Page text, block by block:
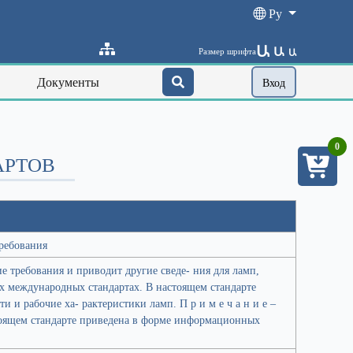
Ру
Размер шрифтаԱ Ա Ա
Документы Вход
требования и приводит другие сведе- ния для ламп,
стандартах. В настоящем стандарте
и рабочие ха- рактеристики ламп. П р и м е ч а н и е –
стандарте приведена в форме информационных
0